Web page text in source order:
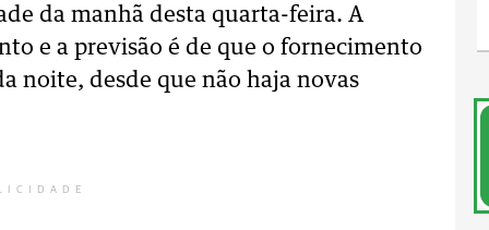
da manhã desta quarta-feira. A
e a previsão é de que o fornecimento
noite, desde que não haja novas